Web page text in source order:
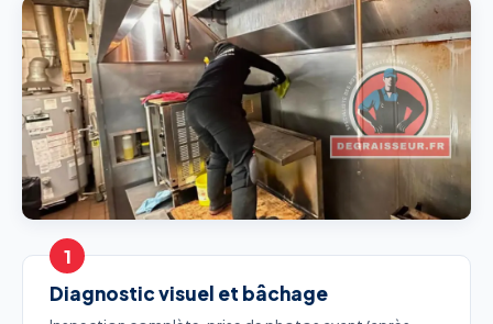
Diagnostic visuel et bâchage